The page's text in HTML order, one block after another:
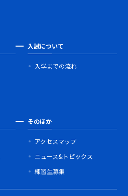
入試について
入学までの流れ
そのほか
アクセスマップ
ニュース&トピックス
練習生募集